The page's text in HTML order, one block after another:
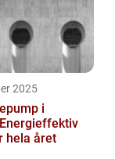
2025
i
hela året